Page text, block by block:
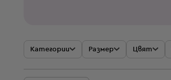
Категории Размер Цвят